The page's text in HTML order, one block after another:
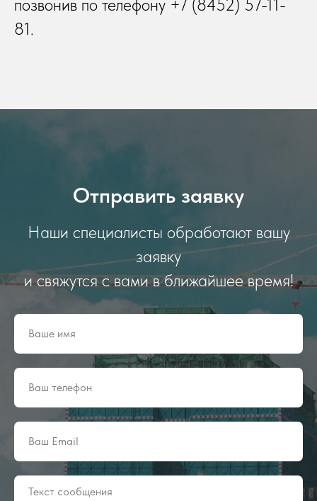
позвонив по телефону +7 (8452) 57-11-
81.
Отправить заявку
Наши специалисты обработают вашу
заявку
и свяжутся с вами в ближайшее время!